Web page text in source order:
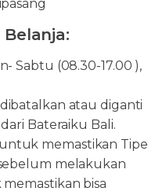
Sabtu (08.30-17.00 ),
atau diganti
Bateraiku Bali.
memastikan Tipe
melakukan
bisa